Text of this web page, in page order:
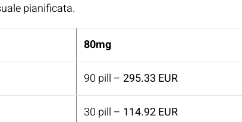
pianificata.
80mg
90 pill – 295.33 EUR
30 pill – 114.92 EUR